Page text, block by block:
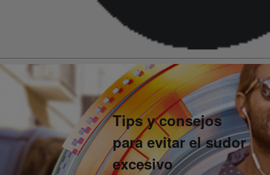
Tips y consejos
para evitar el sudor
excesivo